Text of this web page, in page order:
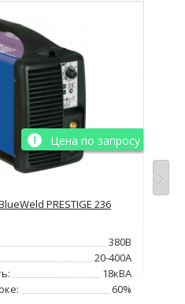
Цена по запросу
PRESTIGE 236
380В
20-400А
18кВА
60%